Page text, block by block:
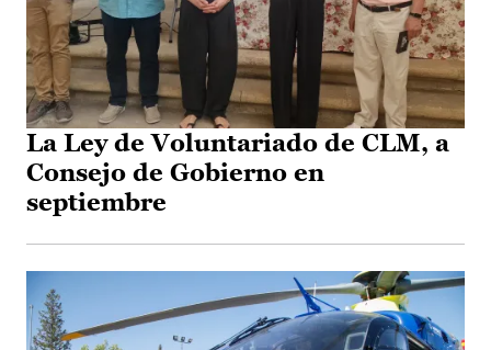
La Ley de Voluntariado de CLM, a
Consejo de Gobierno en
septiembre